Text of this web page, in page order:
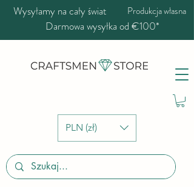
PLN (zł)
Wysyłamy na cały świat Produkcja własna
Darmowa wysyłka od €100*